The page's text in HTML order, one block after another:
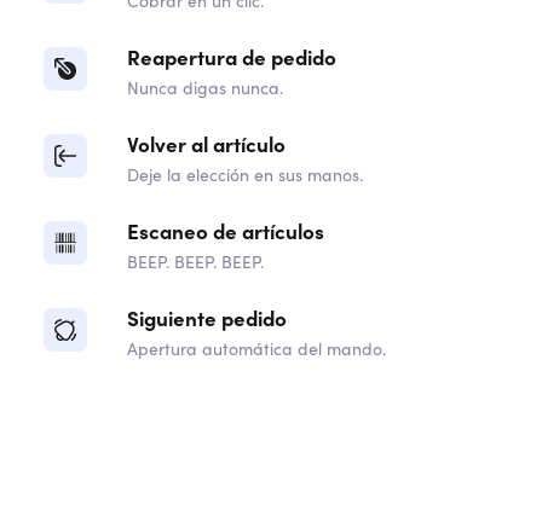
Reapertura de pedido
Nunca digas nunca.
Volver al artículo
Deje la elección en sus manos.
Escaneo de artículos
BEEP. BEEP. BEEP.
Siguiente pedido
Apertura automática del mando.